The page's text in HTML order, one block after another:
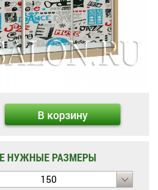
В корзину
НУЖНЫЕ РАЗМЕРЫ
150